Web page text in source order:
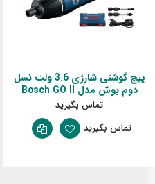
پیچ گوشتی شارژی 3.6 ولت نسل
دوم بوش مدل Bosch GO II
تماس بگیرید
تماس بگیرید